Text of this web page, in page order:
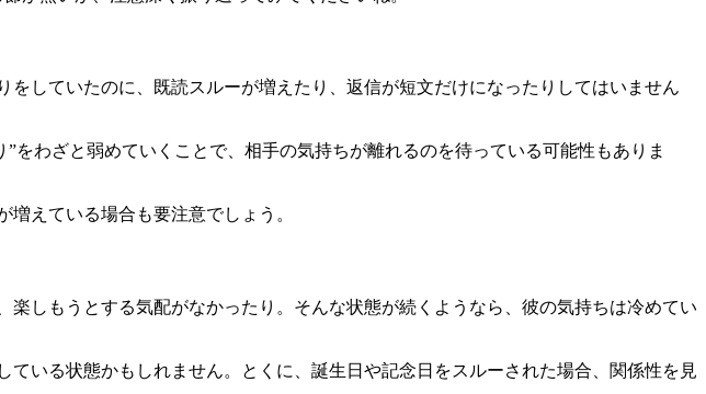
していたのに、既読スルーが増えたり、返信が短文だけになったりしてはいません
わざと弱めていくことで、相手の気持ちが離れるのを待っている可能性もありま
えている場合も要注意でしょう。
しもうとする気配がなかったり。そんな状態が続くようなら、彼の気持ちは冷めてい
いる状態かもしれません。とくに、誕生日や記念日をスルーされた場合、関係性を見